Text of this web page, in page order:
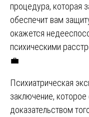
процедура, которая
обеспечит вам
окажется
психическими
💼
Психиатрическая
заключение,
доказательством